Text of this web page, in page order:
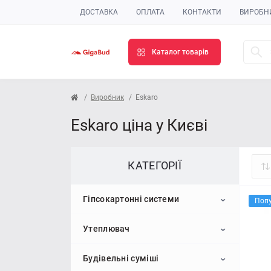
ДОСТАВКА ОПЛАТА КОНТАКТИ
Каталог товарів
Виробник Eskaro
Eskaro ціна у Києві
КАТЕГОРІЇ
Гіпсокартонні системи
Гіпсокартон
Стельовий гіпсокартон
Профіль для гіпсокартону
Утеплювач
Пінопласт
Будівельні суміші